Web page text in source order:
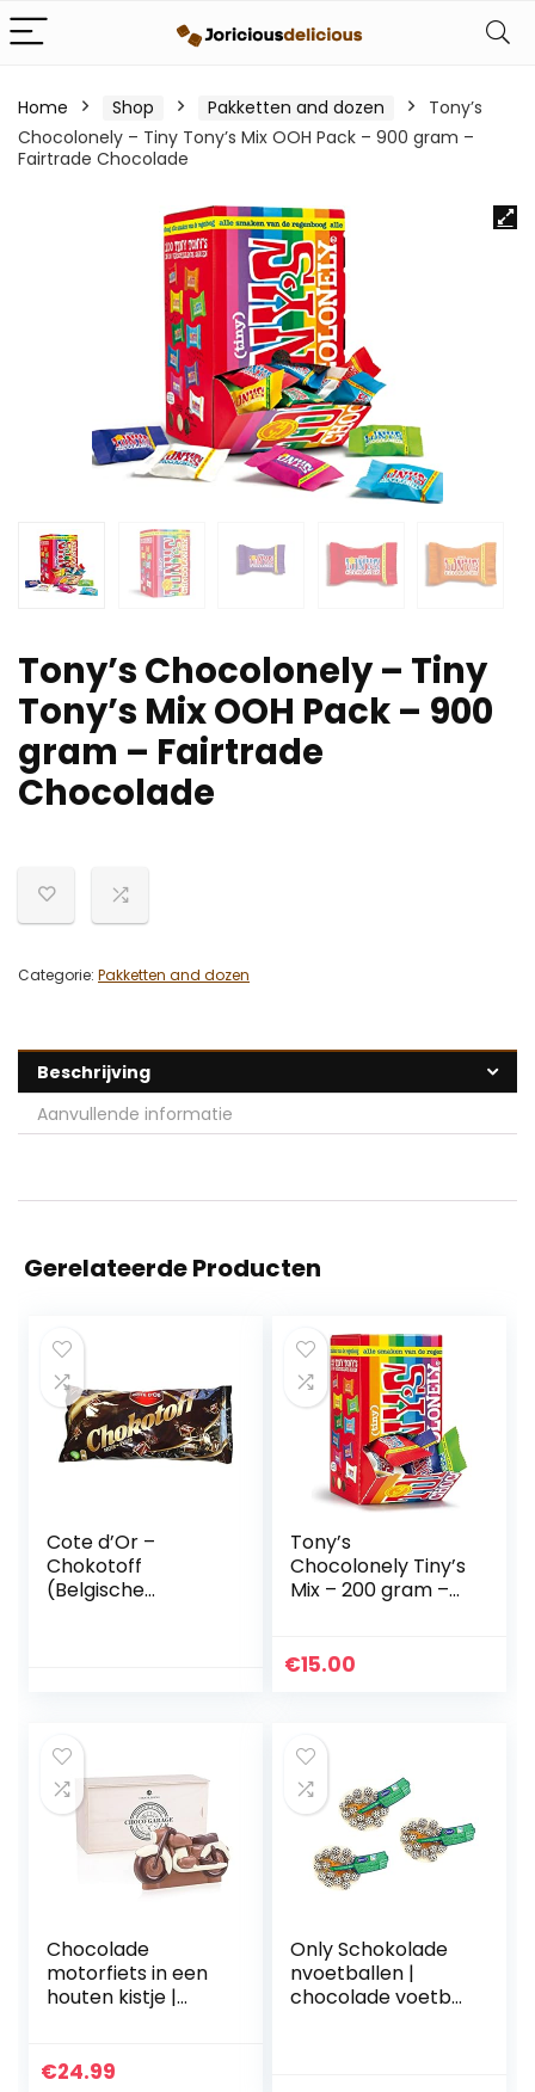
Home Shop Pakketten and dozen
Tony’s
Chocolonely – Tiny Tony’s Mix OOH Pack – 900 gram –
Fairtrade Chocolade
Tony’s Chocolonely – Tiny
Tony’s Mix OOH Pack – 900
gram – Fairtrade
Chocolade
Categorie: Pakketten and dozen
Beschrijving
Aanvullende informatie
Gerelateerde Producten
Cote d’Or –
Chokotoff
(Belgische
Tony’s
Chocolonely Tiny’s
Mix – 200 gram –
€15.00
Chocolade
motorfiets in een
houten kistje |
Geschenkidee |
€24.99
Only Schokolade
nvoetballen |
chocolade voetbal